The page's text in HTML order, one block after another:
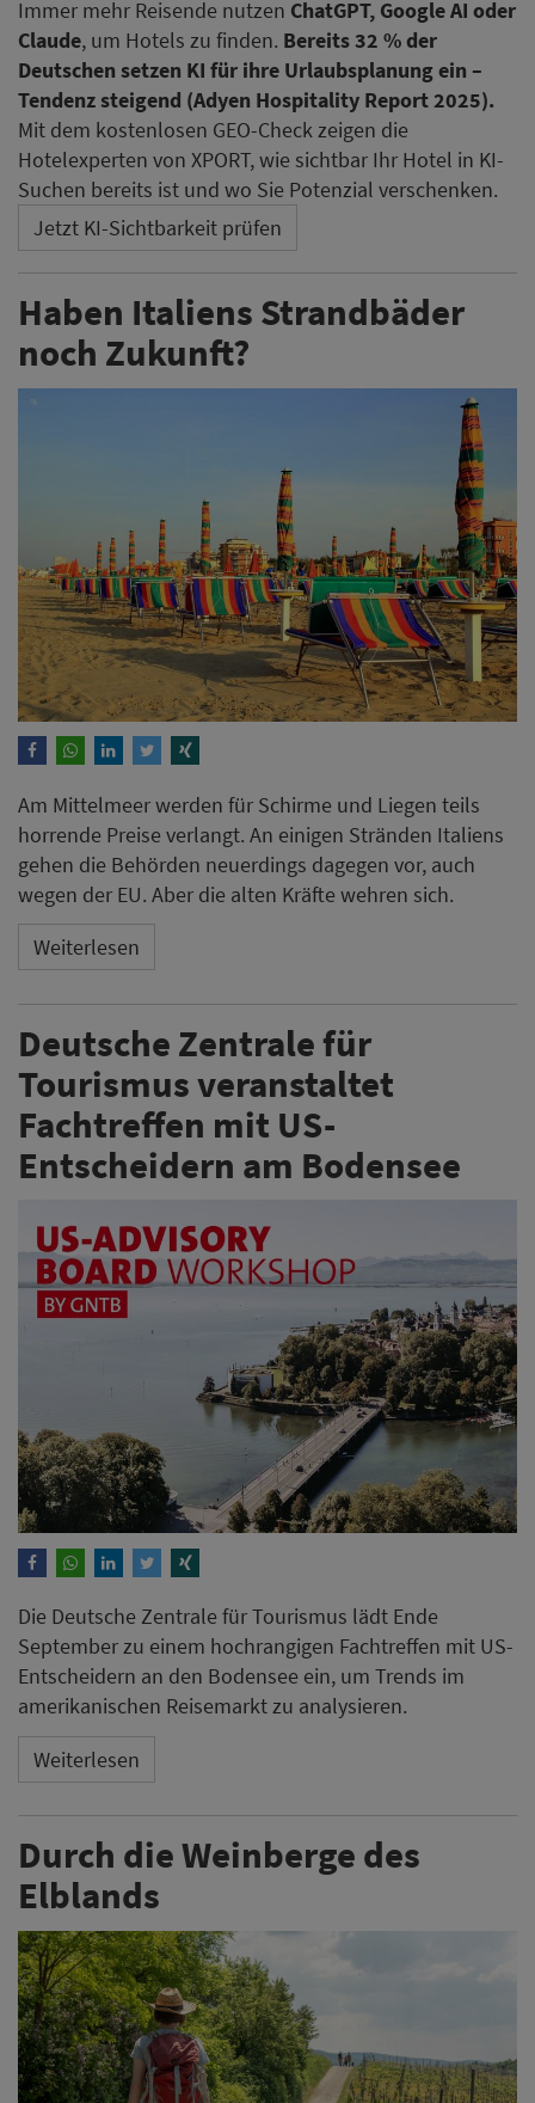
Immer mehr Reisende nutzen ChatGPT, Google AI oder
Claude, um Hotels zu finden. Bereits 32 % der
Deutschen setzen KI für ihre Urlaubsplanung ein –
Tendenz steigend (Adyen Hospitality Report 2025).
Mit dem kostenlosen GEO-Check zeigen die
Hotelexperten von XPORT, wie sichtbar Ihr Hotel in KI-
Suchen bereits ist und wo Sie Potenzial verschenken.
Jetzt KI-Sichtbarkeit prüfen
Haben Italiens Strandbäder
noch Zukunft?
Am Mittelmeer werden für Schirme und Liegen teils
horrende Preise verlangt. An einigen Stränden Italiens
gehen die Behörden neuerdings dagegen vor, auch
wegen der EU. Aber die alten Kräfte wehren sich.
Weiterlesen
Deutsche Zentrale für
Tourismus veranstaltet
Fachtreffen mit US-
Entscheidern am Bodensee
Die Deutsche Zentrale für Tourismus lädt Ende
September zu einem hochrangigen Fachtreffen mit US-
Entscheidern an den Bodensee ein, um Trends im
amerikanischen Reisemarkt zu analysieren.
Weiterlesen
Durch die Weinberge des
Elblands